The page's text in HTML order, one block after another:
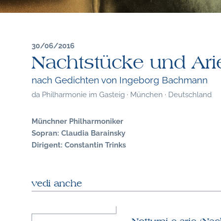
30/06/2016
Nachtstücke und
nach Gedichten von Ingeborg Bachmann
da Philharmonie im Gasteig · München · Deutschland
Münchner Philharmoniker
Sopran: Claudia Barainsky
Dirigent: Constantin Trinks
vedi anche